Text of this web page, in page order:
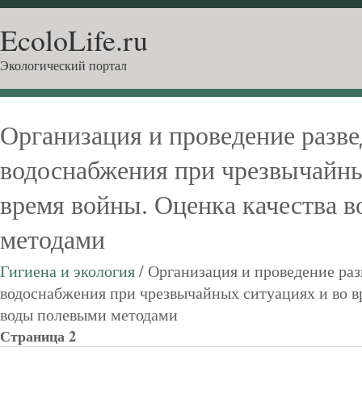
EcoloLife.ru
Экологический портал
Организация и проведение
водоснабжения при
время войны. Оценка качества
методами
Гигиена и экология/ Организация и проведение
водоснабжения при чрезвычайных ситуациях и во
воды полевыми методами
Страница 2